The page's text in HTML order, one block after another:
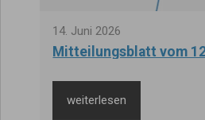
14. Juni 2026
Mitteilungsblatt vom
weiterlesen